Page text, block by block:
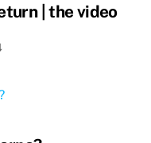
| the video